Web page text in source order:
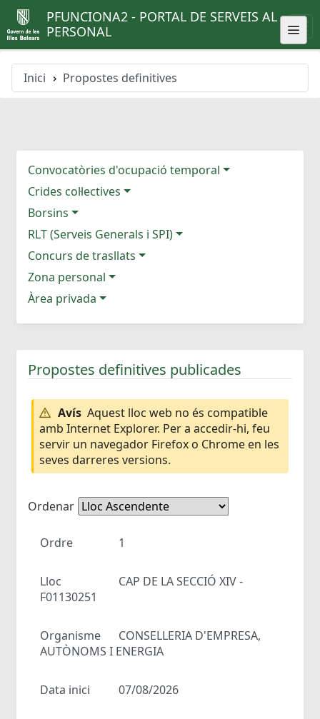
PFUNCIONA2 - PORTAL DE SERVEIS AL
PERSONAL
Inici Propostes definitives
Convocatòries d'ocupació temporal
Crides col·lectives
Borsins
RLT (Serveis Generals i SPI)
Concurs de trasllats
Zona personal
Àrea privada
Propostes definitives publicades
Avís Aquest lloc web no és compatible
amb Internet Explorer. Per a accedir-hi, feu
servir un navegador Firefox o Chrome en les
seves darreres versions.
Ordenar
Ordre 1
Lloc
CAP DE LA SECCIÓ XIV -
F01130251
Organisme
CONSELLERIA D'EMPRESA,
AUTÒNOMS I ENERGIA
Data inici 07/08/2026